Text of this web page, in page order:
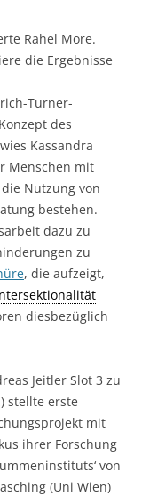
Rahel More.
die Ergebnisse
Turner-
des
Kassandra
Menschen mit
Nutzung von
bestehen.
dazu zu
zu
, die aufzeigt,
diesbezüglich
Jeitler Slot 3 zu
stellte erste
mit
ihrer Forschung
von
(Uni Wien)